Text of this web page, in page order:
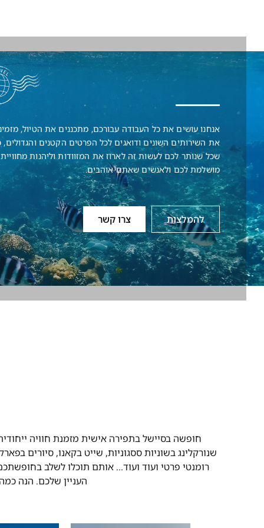
אנחנו עושים את כל העבודה עבורכם, מתכננים את הטיול,
את השירותים השונים ודואגים לכל הפרטים הקטנים והגדולים,
שכל שנותר לכם לעשות זה לארוז את המזוודות וליהנות מחוויית
מושלמת לכם ולאנשים שאתם אוהבים.
להמלצות צרו קשר
חופשה בסיישל בתפירה אישית מזמנת חוויה
שנורקלינג בשוניות ססגוניות, שייט בקאנו, סיורים
רומנטי פרטי ועוד ועוד… אותם תוכלו לשלב
העניין שלכם. הנה